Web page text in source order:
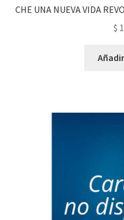
CHE UNA NUEVA VIDA
$